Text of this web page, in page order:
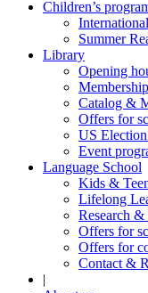
Children’s
Summer
Library
Opening
Catalog &
Offers for
US
Event
Language School
Kids &
Lifelong
Research
Offers for
Offers for
Contact &
|